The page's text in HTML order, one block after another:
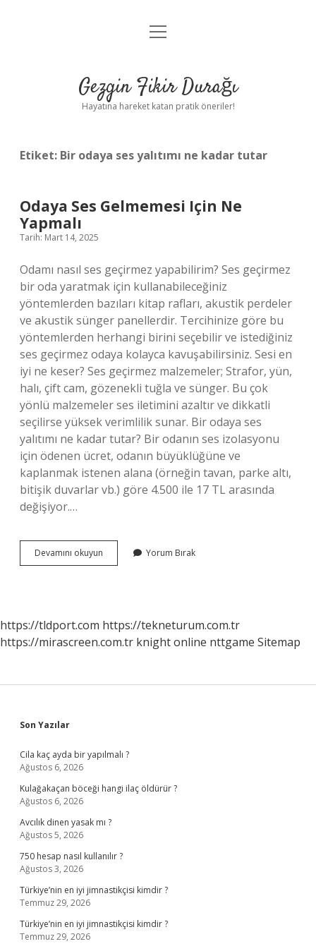
Anasayfa
Yasal Uyarı
menüyü
Gezgin Fikir Durağı
Hayatına hareket katan pratik öneriler!
Etiket: Bir odaya ses yalıtımı ne kadar tutar
Odaya Ses Gelmemesi Için Ne
Yapmalı
Tarih: Mart 14, 2025
Odamı nasıl ses geçirmez yapabilirim? Ses geçirmez
bir oda yaratmak için kullanabileceğiniz
yöntemlerden bazıları kitap rafları, akustik perdeler
ve akustik sünger panellerdir. Tercihinize göre bu
yöntemlerden herhangi birini seçebilir ve istediğiniz
ses geçirmez odaya kolayca kavuşabilirsiniz. Sesi en
iyi ne keser? Ses geçirmez malzemeler; Strafor, yün,
halı, çift cam, gözenekli tuğla ve sünger. Bu çok
yönlü malzemeler ses iletimini azaltır ve dikkatli
seçilirse yüksek verimlilik sunar. Bir odaya ses
yalıtımı ne kadar tutar? Bir odanın ses izolasyonu
için ödenen ücret, odanın büyüklüğüne ve
kaplanmak istenen alana (örneğin tavan, parke altı,
bitişik duvarlar vb.) göre 4.500 ile 17 TL arasında
değişiyor.…
Devamını okuyun
Ses
Yorum Bırak
https://tldport.com https://tekneturum.com.tr
https://mirascreen.com.tr knight online nttgame Sitemap
Sidebar
Son Yazılar
Cila kaç ayda bir yapılmalı ?
Ağustos 6, 2026
Kulağakaçan böceği hangi ilaç öldürür ?
Ağustos 6, 2026
Avcılık dinen yasak mı ?
Ağustos 5, 2026
750 hesap nasıl kullanılır ?
Ağustos 3, 2026
Türkiye’nin en iyi jimnastikçisi kimdir ?
Temmuz 29, 2026
Türkiye’nin en iyi jimnastikçisi kimdir ?
Temmuz 29, 2026